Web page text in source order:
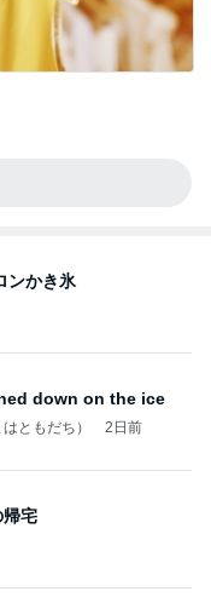
ンかき氷
down on the ice
ともだち） 2日前
帰宅